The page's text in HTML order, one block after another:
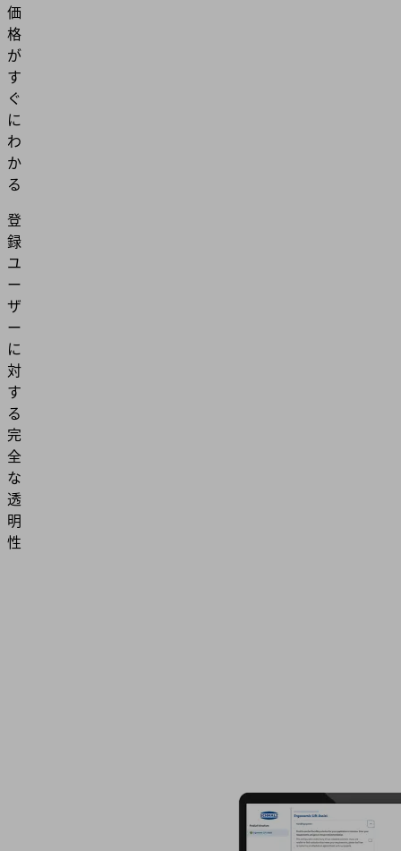
価
格
が
す
ぐ
に
わ
か
る
登
録
ユ
ー
ザ
ー
に
対
す
る
完
全
な
透
明
性